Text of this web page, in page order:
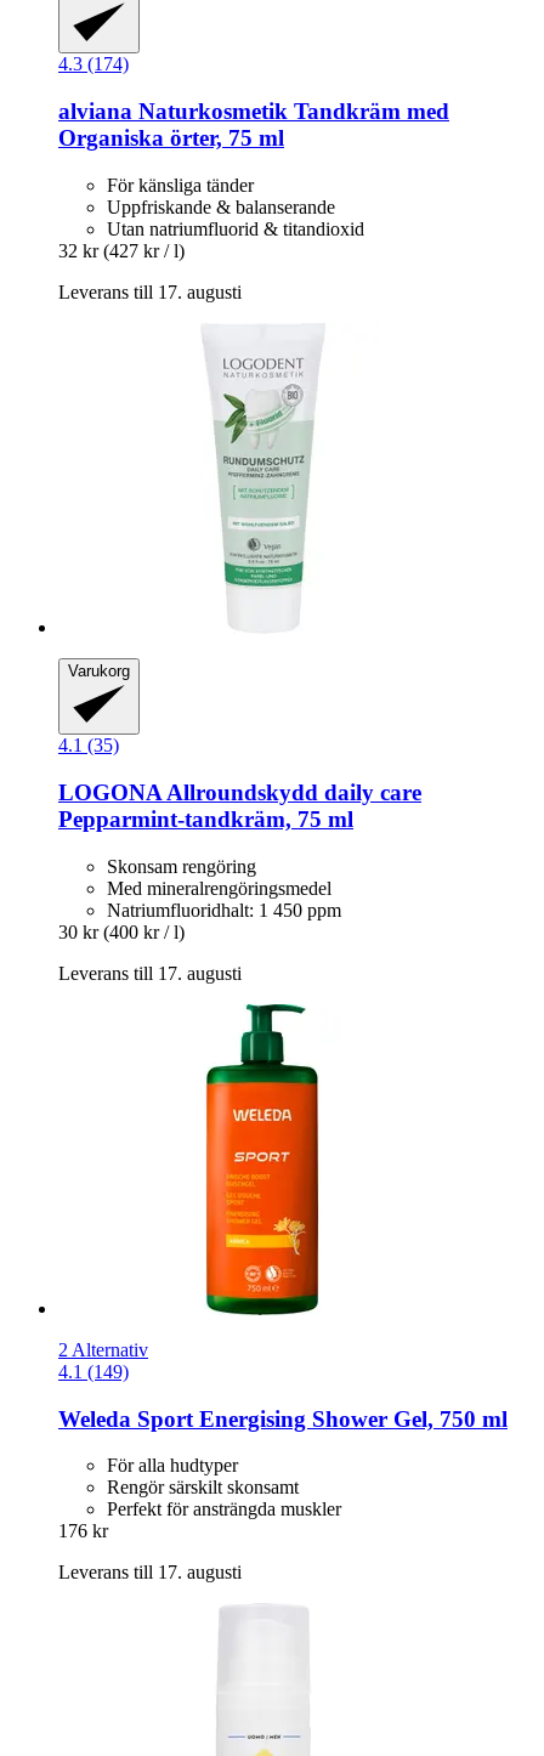
4.3 (174)
alviana Naturkosmetik Tandkräm med
Organiska örter, 75 ml
För känsliga tänder
Uppfriskande & balanserande
Utan natriumfluorid & titandioxid
32 kr (427 kr / l)
Leverans till 17. augusti
Varukorg
4.1 (35)
LOGONA Allroundskydd daily care
Pepparmint-​tandkräm, 75 ml
Skonsam rengöring
Med mineralrengöringsmedel
Natriumfluoridhalt: 1 450 ppm
30 kr (400 kr / l)
Leverans till 17. augusti
2 Alternativ
4.1 (149)
Weleda Sport Energising Shower Gel, 750 ml
För alla hudtyper
Rengör särskilt skonsamt
Perfekt för ansträngda muskler
176 kr
Leverans till 17. augusti